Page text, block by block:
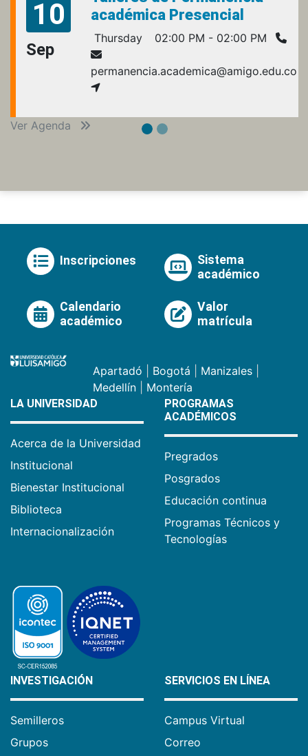
10
Sep
académica Presencial
Thursday 02:00 PM - 02:00 PM
permanencia.academica@amigo.edu.co
Ver Agenda
Inscripciones
Sistema
académico
Calendario
académico
Valor
matrícula
Apartadó Bogotá Manizales
Medellín
Montería
LA UNIVERSIDAD
Acerca de la Universidad
Institucional
Bienestar Institucional
Biblioteca
Internacionalización
PROGRAMAS
ACADÉMICOS
Pregrados
Posgrados
Educación continua
Programas Técnicos y
Tecnologías
INVESTIGACIÓN
Semilleros
Grupos
SERVICIOS EN LÍNEA
Campus Virtual
Correo